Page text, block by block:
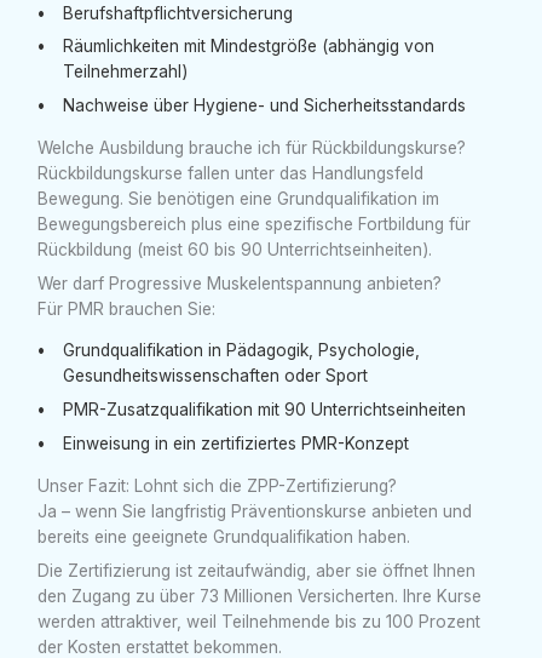
Berufshaftpflichtversicherung
Räumlichkeiten mit Mindestgröße (abhängig von
Teilnehmerzahl)
Nachweise über Hygiene- und Sicherheitsstandards
Welche Ausbildung brauche ich für Rückbildungskurse?
Rückbildungskurse fallen unter das Handlungsfeld
Bewegung. Sie benötigen eine Grundqualifikation im
Bewegungsbereich plus eine spezifische Fortbildung für
Rückbildung (meist 60 bis 90 Unterrichtseinheiten).
Wer darf Progressive Muskelentspannung anbieten?
Für PMR brauchen Sie:
Grundqualifikation in Pädagogik, Psychologie,
Gesundheitswissenschaften oder Sport
PMR-Zusatzqualifikation mit 90 Unterrichtseinheiten
Einweisung in ein zertifiziertes PMR-Konzept
Unser Fazit: Lohnt sich die ZPP-Zertifizierung?
Ja – wenn Sie langfristig Präventionskurse anbieten und
bereits eine geeignete Grundqualifikation haben.
Die Zertifizierung ist zeitaufwändig, aber sie öffnet Ihnen
den Zugang zu über 73 Millionen Versicherten. Ihre Kurse
werden attraktiver, weil Teilnehmende bis zu 100 Prozent
der Kosten erstattet bekommen.